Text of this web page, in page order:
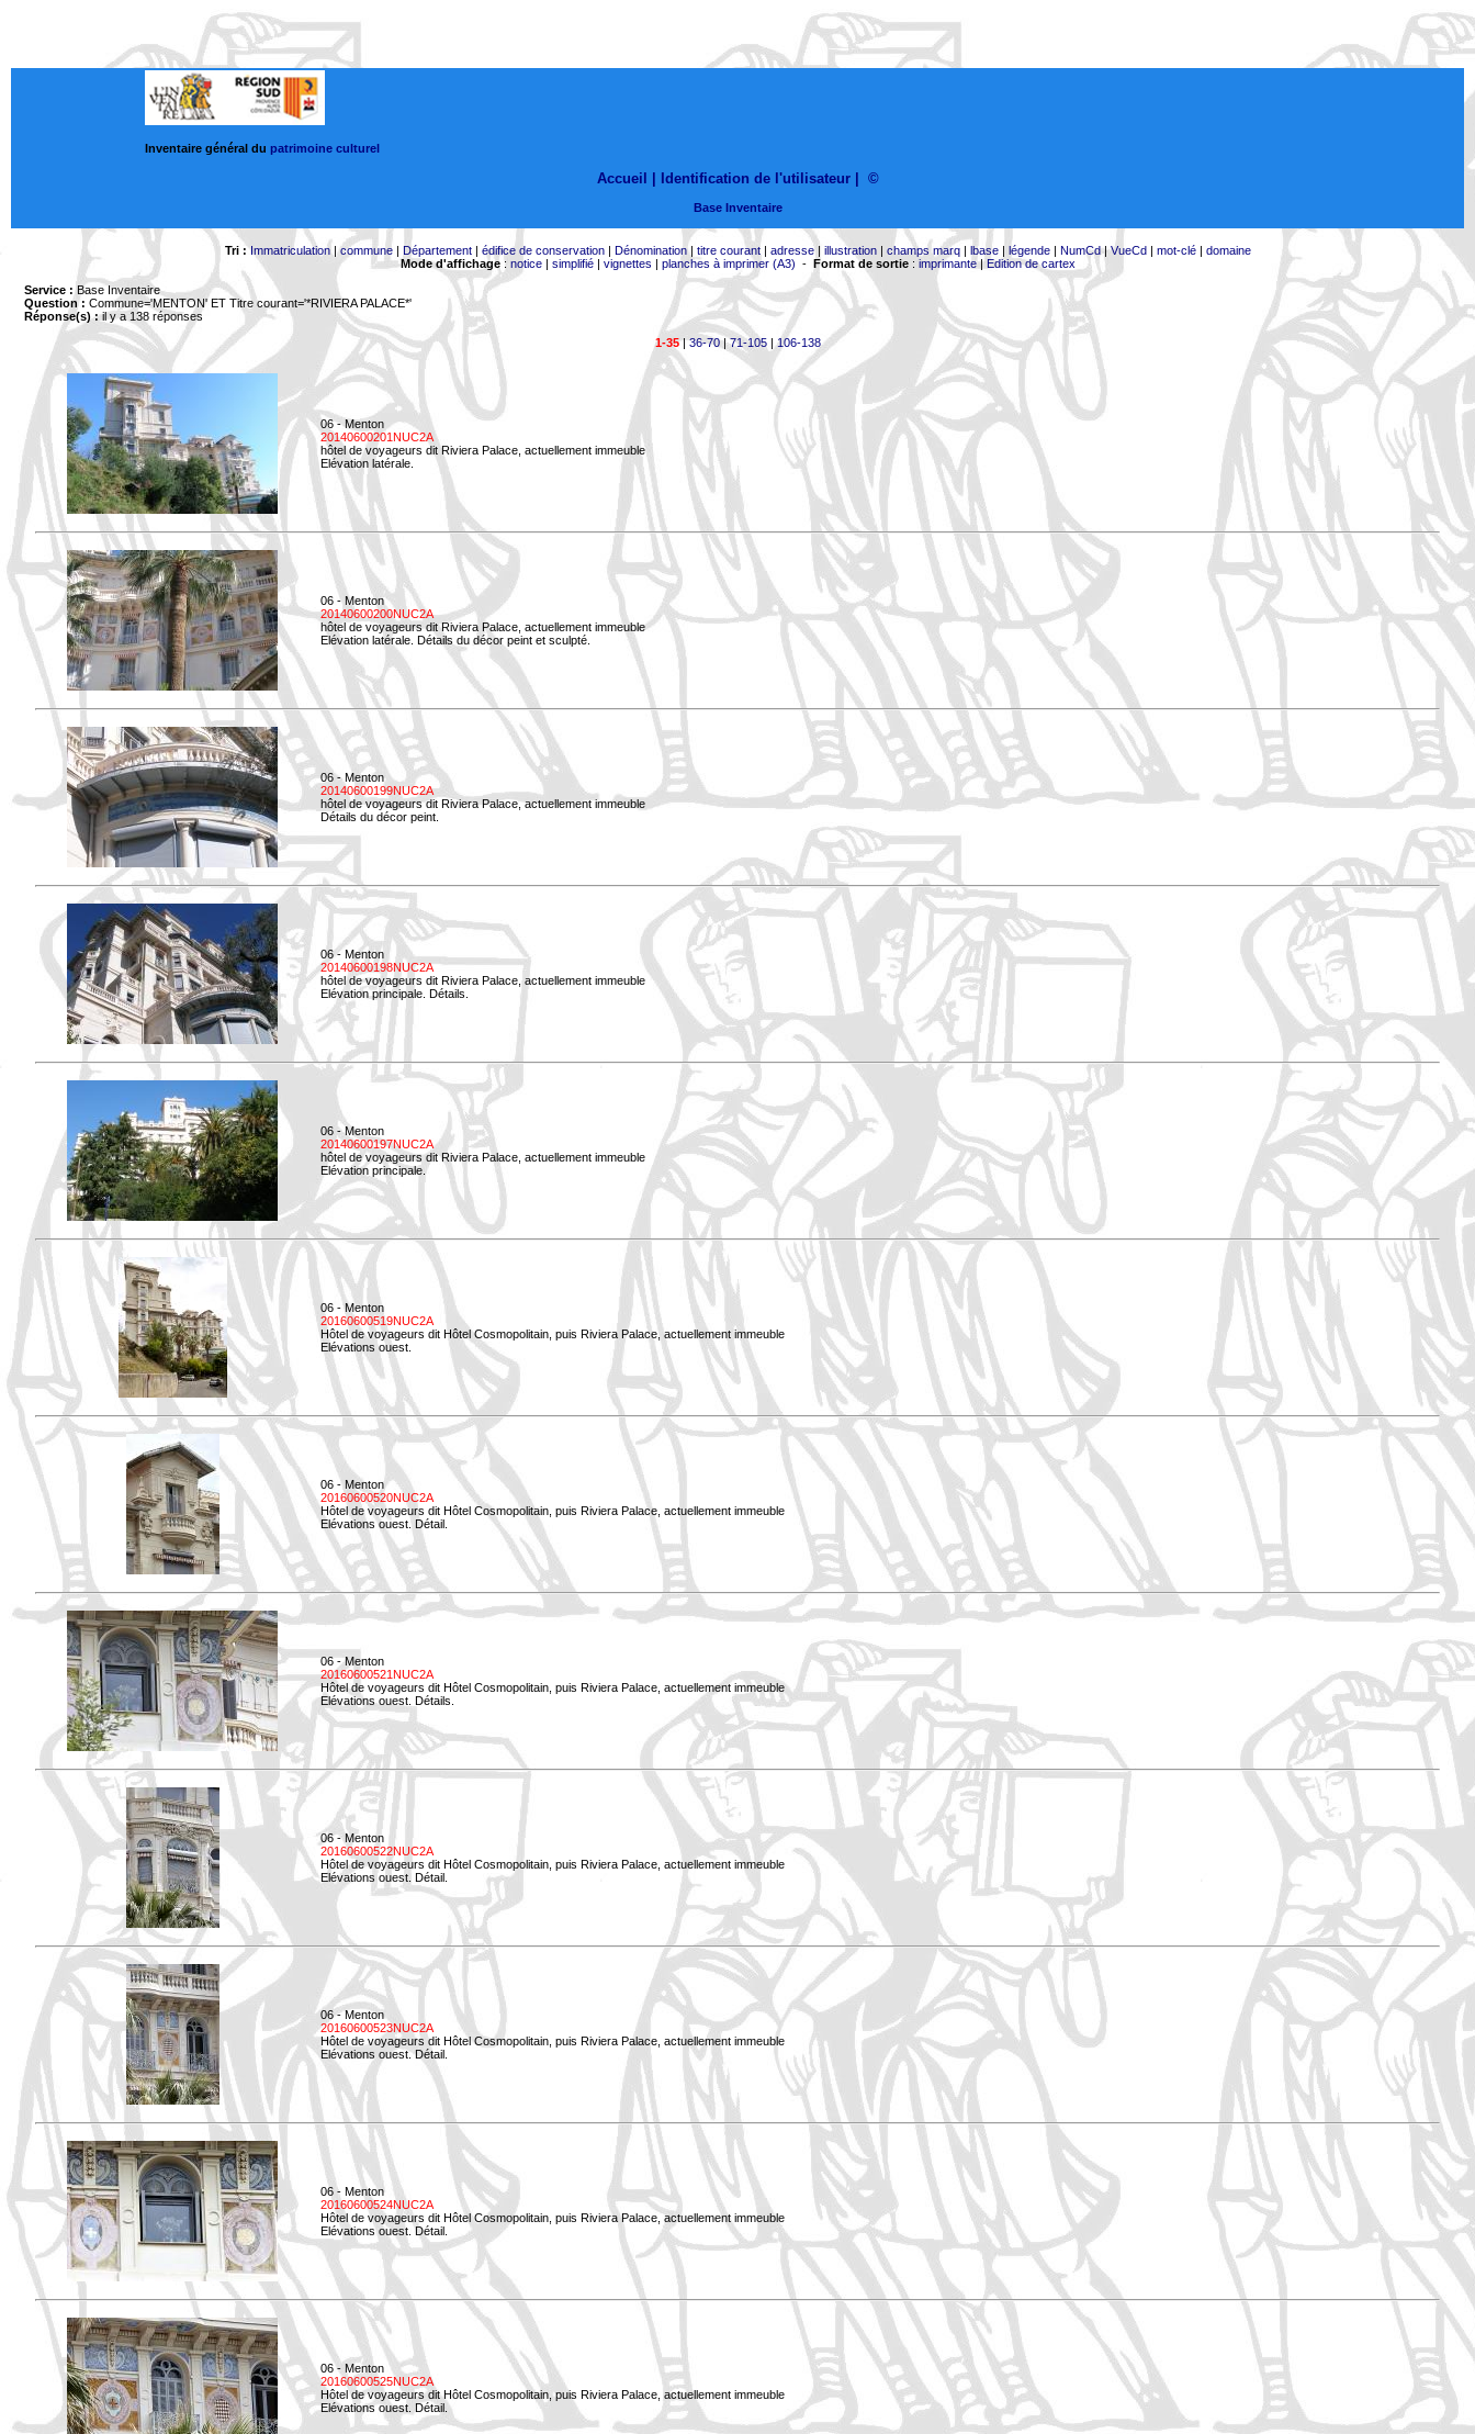
Inventaire général du patrimoine culturel
Accueil | Identification de l'utilisateur ©
Base Inventaire
Tri : Immatriculation|commune| Département| édifice de conservation| Dénomination| titre courant| adresse| illustration| champs marq| lbase| légende| NumCd|VueCd| mot-clé| domaine
Mode d'affichage: notice| simplifié| vignettes | planches à imprimer (A3) - Format de sortie: imprimante|Edition de cartex
Service : Base Inventaire
Question : Commune='MENTON' ET Titre courant='*RIVIERA PALACE*'
Réponse(s) :il y a 138 réponses
1-35|36-70|71-105| 106-138
06 - Menton
20140600201NUC2A
hôtel de voyageurs dit Riviera Palace, actuellement immeuble
Elévation latérale.
06 - Menton
20140600200NUC2A
hôtel de voyageurs dit Riviera Palace, actuellement immeuble
Elévation latérale. Détails du décor peint et sculpté.
06 - Menton
20140600199NUC2A
hôtel de voyageurs dit Riviera Palace, actuellement immeuble
Détails du décor peint.
06 - Menton
20140600198NUC2A
hôtel de voyageurs dit Riviera Palace, actuellement immeuble
Elévation principale. Détails.
06 - Menton
20140600197NUC2A
hôtel de voyageurs dit Riviera Palace, actuellement immeuble
Elévation principale.
06 - Menton
20160600519NUC2A
Hôtel de voyageurs dit Hôtel Cosmopolitain, puis Riviera Palace, actuellement immeuble
Elévations ouest.
06 - Menton
20160600520NUC2A
Hôtel de voyageurs dit Hôtel Cosmopolitain, puis Riviera Palace, actuellement immeuble
Elévations ouest. Détail.
06 - Menton
20160600521NUC2A
Hôtel de voyageurs dit Hôtel Cosmopolitain, puis Riviera Palace, actuellement immeuble
Elévations ouest. Détails.
06 - Menton
20160600522NUC2A
Hôtel de voyageurs dit Hôtel Cosmopolitain, puis Riviera Palace, actuellement immeuble
Elévations ouest. Détail.
06 - Menton
20160600523NUC2A
Hôtel de voyageurs dit Hôtel Cosmopolitain, puis Riviera Palace, actuellement immeuble
Elévations ouest. Détail.
06 - Menton
20160600524NUC2A
Hôtel de voyageurs dit Hôtel Cosmopolitain, puis Riviera Palace, actuellement immeuble
Elévations ouest. Détail.
06 - Menton
20160600525NUC2A
Hôtel de voyageurs dit Hôtel Cosmopolitain, puis Riviera Palace, actuellement immeuble
Elévations ouest. Détail.